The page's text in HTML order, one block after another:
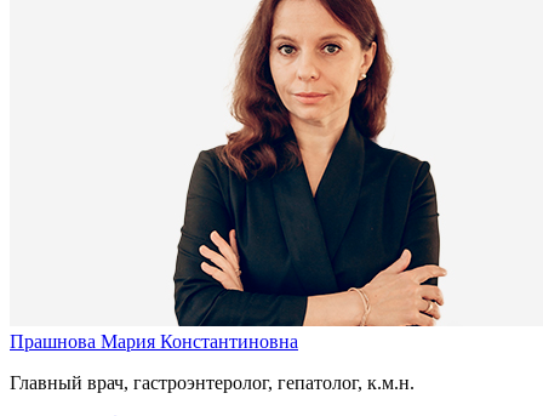
Прашнова Мария Константиновна
Главный врач, гастроэнтеролог, гепатолог, к.м.н.